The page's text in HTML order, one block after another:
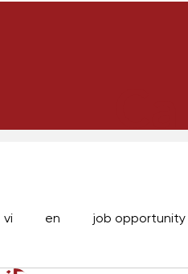
vi en job opportunity